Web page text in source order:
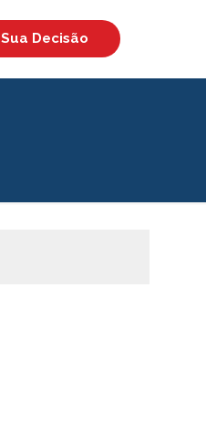
Sua Decisão